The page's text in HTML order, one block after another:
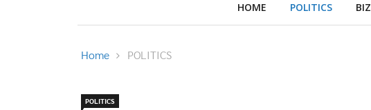
HOME POLITICS BIZ
Home POLITICS
POLITICS